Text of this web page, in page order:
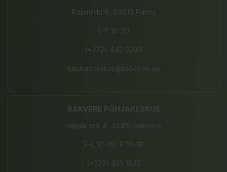
Papiniidu 8, 80010 Pärnu
E-P 10-20
(+372) 442 9390
kaubamajakas@bio4you.eu
RAKVERE PÕHJAKESKUS
Haljala tee 4, 44415 Rakvere
E-L 10-20, P 10-19
(+372) 325 1833